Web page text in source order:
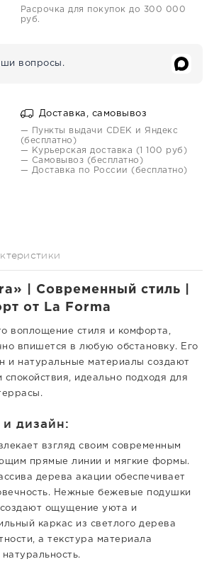
Расрочка для покупок до 300 000
руб.
вопросы.
Доставка, самовывоз
— Пункты выдачи CDEK и Яндекс
(бесплатно)
— Курьерская доставка (1 100 руб)
— Самовывоз (бесплатно)
— Доставка по России (бесплатно)
| Современный стиль |
от La Forma
воплощение стиля и комфорта,
впишется в любую обстановку. Его
и натуральные материалы создают
идеально подходя для
дизайн:
взгляд своим современным
прямые линии и мягкие формы.
дерева акации обеспечивает
Нежные бежевые подушки
создают ощущение уюта и
каркас из светлого дерева
а текстура материала